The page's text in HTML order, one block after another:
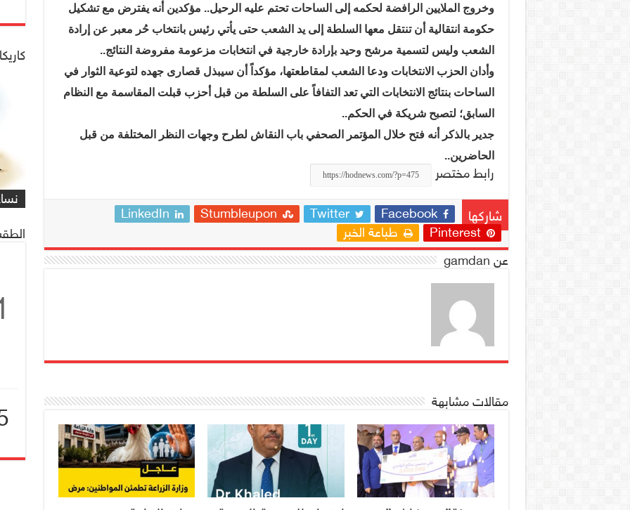
وخروج الملايين الرافضة لحكمه إلى الساحات تحتم عليه الرحيل.. مؤكدين أنه يفترض مع تشكيل
حكومة انتقالية أن تنتقل معها السلطة إلى يد الشعب حتى يأتي رئيس بانتخاب حُر معبر عن إرادة
الشعب وليس لتسمية مرشح وحيد بإرادة خارجية في انتخابات مزعومة مفروضة النتائج..
وأدان الحزب الانتخابات ودعا الشعب لمقاطعتها، مؤكداً أن سيبذل قصارى جهده لتوعية الثوار في
الساحات بنتائج الانتخابات التي تعد التفافاً على السلطة من قبل أحزب قبلت المقاسمة مع النظام
السابق؛ لتصبح شريكة في الحكم..
جدير بالذكر أنه فتح خلال المؤتمر الصحفي باب النقاش لطرح وجهات النظر المختلفة من قبل
الحاضرين..
رابط مختصر
شاركها Facebook
Twitter
Stumbleupon
LinkedIn
Pinterest
طباعة الخبر
عن gamdan
مقالات مشابهة
/يصادف 1